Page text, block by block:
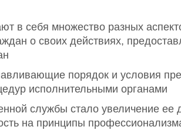
в себя множество разных
о своих действиях,
порядок и условия
исполнительными органами
службы стало увеличение ее
на принципы